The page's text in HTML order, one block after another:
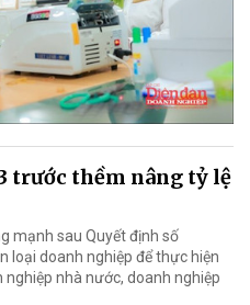
trước thềm nâng tỷ lệ
mạnh sau Quyết định số
loại doanh nghiệp để thực hiện
nhà nước, doanh nghiệp